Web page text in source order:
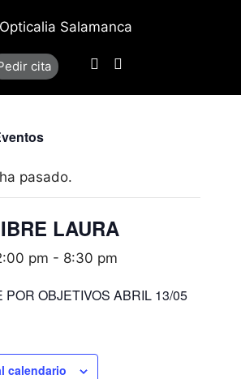
cita Llamar
pasado.
LAURA
pm - 8:30 pm
POR OBJETIVOS ABRIL 13/05
calendario